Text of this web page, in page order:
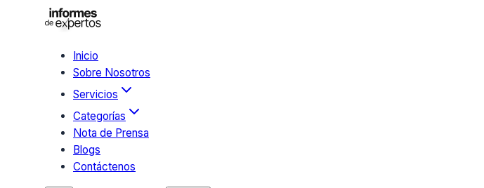
Inicio
Sobre Nosotros
Servicios
Categorías
Nota de Prensa
Blogs
Contáctenos